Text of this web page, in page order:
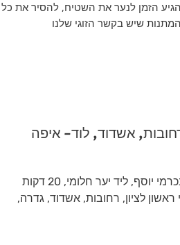
הזמן לנער את השטיח, להסיר את כל
שיש בקשר הזוגי שלנו
רחובות, אשדוד, לוד- איפה
אנחנו מקיימים מפגשי ייעוץ בכרמי יוסף, ליד יער חלומי, 20 דקות
לציון, רחובות, אשדוד, גדרה,